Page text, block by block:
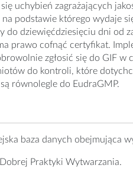
uchybień zagrażających
podstawie którego wydaje
do dziewięćdziesięciu dni od
prawo cofnąć certyfikat.
zgłosić się do GIF
do kontroli, które
równolegle do EudraGMP.
baza danych obejmująca
Praktyki Wytwarzania.